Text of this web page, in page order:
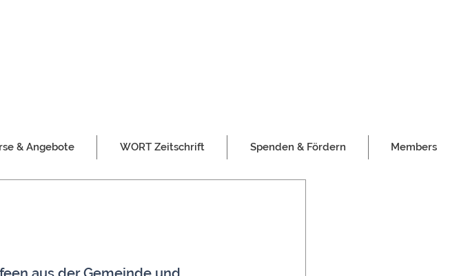
& Angebote WORT Zeitschrift Spenden & Fördern Members